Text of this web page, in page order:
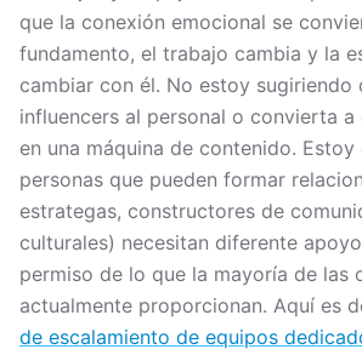
que la conexión emocional se
fundamento, el trabajo cambia y la
cambiar con él. No estoy sugiriendo
influencers al personal o convierta a
en una máquina de contenido.
personas que pueden formar
estrategas, constructores de
culturales) necesitan diferente
permiso de lo que la mayoría de las
actualmente proporcionan. Aquí es
de escalamiento de equipos